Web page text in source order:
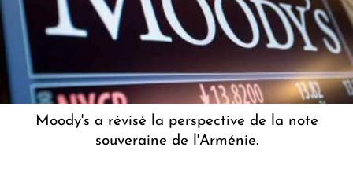
Moody's a révisé la perspective de la note
souveraine de l'Arménie.